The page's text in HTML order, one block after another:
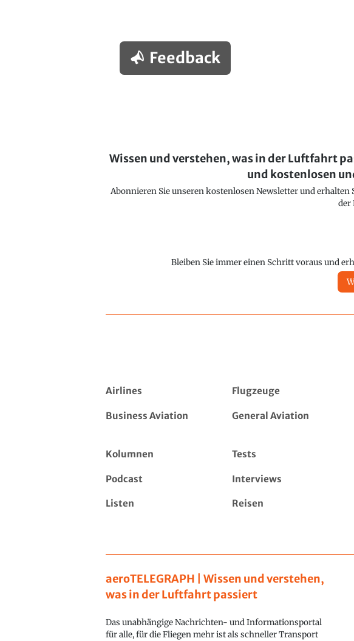
Feedback
Wissen und verstehen, was in der Luftfahrt
und kostenlosen
Abonnieren Sie unseren kostenlosen Newsletter und
der
Bleiben Sie immer einen Schritt voraus und
Airlines Flugzeuge
Business Aviation General Aviation
Kolumnen Tests
Podcast Interviews
Listen Reisen
aeroTELEGRAPH | Wissen und verstehen,
was in der Luftfahrt passiert
Das unabhängige Nachrichten- und Informationsportal
für alle, für die Fliegen mehr ist als schneller Transport